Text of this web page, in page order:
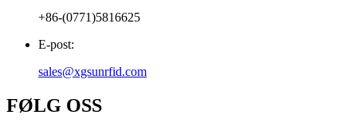
+86-(0771)5816625
E-post:
sales@xgsunrfid.com
FØLG OSS